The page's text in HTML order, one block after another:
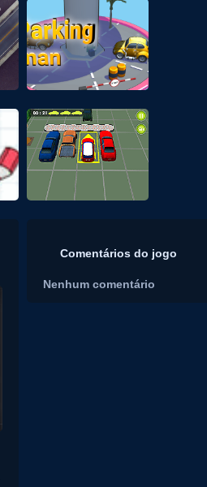
Comentários do jogo
Nenhum comentário